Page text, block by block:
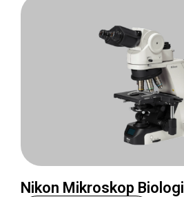
Nikon Mikroskop Biologi